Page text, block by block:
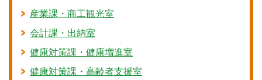
産業課・商工観光室
会計課・出納室
健康対策課・健康増進室
健康対策課・高齢者支援室